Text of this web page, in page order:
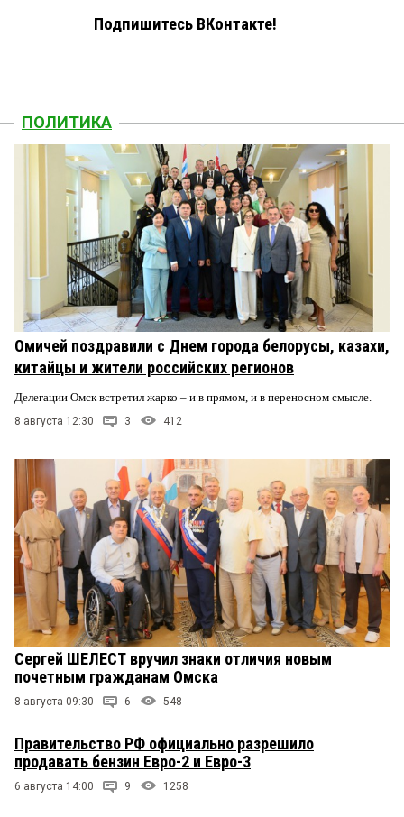
Подпишитесь ВКонтакте!
ПОЛИТИКА
Омичей поздравили с Днем города белорусы, казахи,
китайцы и жители российских регионов
Делегации Омск встретил жарко – и в прямом, и в переносном смысле.
8 августа 12:30 3 412
Сергей ШЕЛЕСТ вручил знаки отличия новым
почетным гражданам Омска
8 августа 09:30 6 548
Правительство РФ официально разрешило
продавать бензин Евро-2 и Евро-3
6 августа 14:00 9 1258